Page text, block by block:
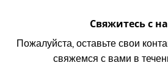
Свяжитесь с
Пожалуйста, оставьте свои
свяжемся с вами в